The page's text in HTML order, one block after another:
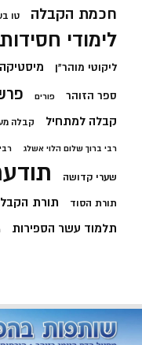
חכמת הקבלה טו
לימודי
ליקוטי מוהר"ן מיסטיקה
ספר הזוהר פורים
קבלה למתחיל קבלה
רבי ברוך שלום הלוי אשלג
שערי קדושה
תורת הסוד תורת
תלמוד עשר הספירות